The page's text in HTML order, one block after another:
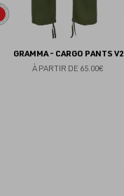
GRAMMA - CARGO PANTS V2
À PARTIR DE 65.00€